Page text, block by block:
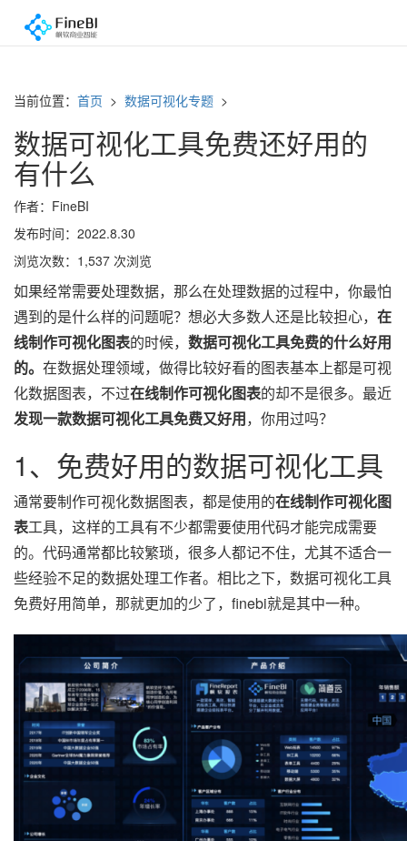
当前位置： 首页 > 数据可视化专题 >
数据可视化工具免费还好用的
有什么
作者：FineBI
发布时间：2022.8.30
浏览次数：1,537 次浏览
如果经常需要处理数据，那么在处理数据的过程中，你最怕
遇到的是什么样的问题呢？想必大多数人还是比较担心， 在
线制作可视化图表的时候， 数据可视化工具免费的什么好用
的。 在数据处理领域，做得比较好看的图表基本上都是可视
化数据图表，不过在线制作可视化图表的却不是很多。最近
发现一款数据可视化工具免费又好用，你用过吗？
1、免费好用的数据可视化工具
通常要制作可视化数据图表，都是使用的在线制作可视化图
表工具，这样的工具有不少都需要使用代码才能完成需要
的。代码通常都比较繁琐，很多人都记不住，尤其不适合一
些经验不足的数据处理工作者。相比之下，数据可视化工具
免费好用简单，那就更加的少了，finebi就是其中一种。